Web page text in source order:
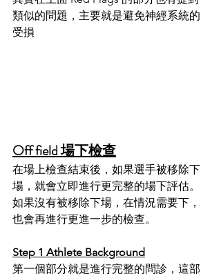
類似的問題，主要就是避免神經系統的
受損
Off field 場下檢查
在場上檢查結束後，如果選手被移除下
場，就會立即進行更完整的場下評估。
如果沒有被移除下場，在情況需要下，
也會再進行更進一步的檢查。
Step 1 Athlete Background
第一個部分就是進行完整的問診，這部